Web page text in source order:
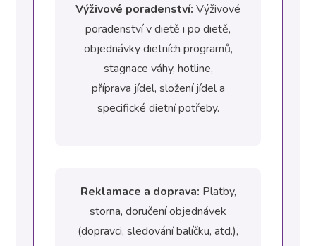
Výživové poradenství: Výživové
poradenství v dietě i po dietě,
objednávky dietních programů,
stagnace váhy, hotline,
příprava jídel, složení jídel a
specifické dietní potřeby.
Reklamace a doprava: Platby,
storna, doručení objednávek
(dopravci, sledování balíčku, atd.),